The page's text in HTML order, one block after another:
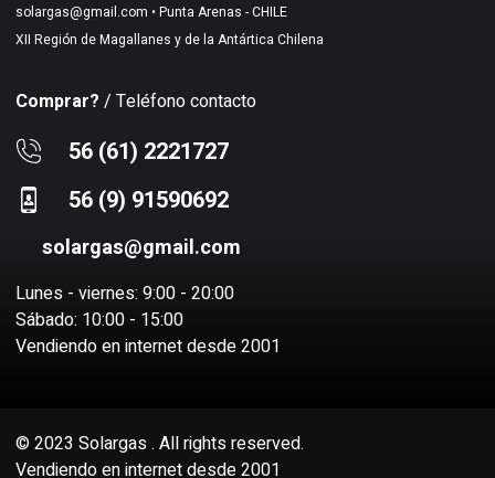
solargas@gmail.com • Punta Arenas - CHILE
XII Región de Magallanes y de la Antártica Chilena
Comprar? / Teléfono contacto
56 (61) 2221727
56 (9) 91590692
solargas@gmail.com
Lunes - viernes: 9:00 - 20:00
Sábado: 10:00 - 15:00
Vendiendo en internet desde 2001
© 2023 Solargas . All rights reserved.
Vendiendo en internet desde 2001